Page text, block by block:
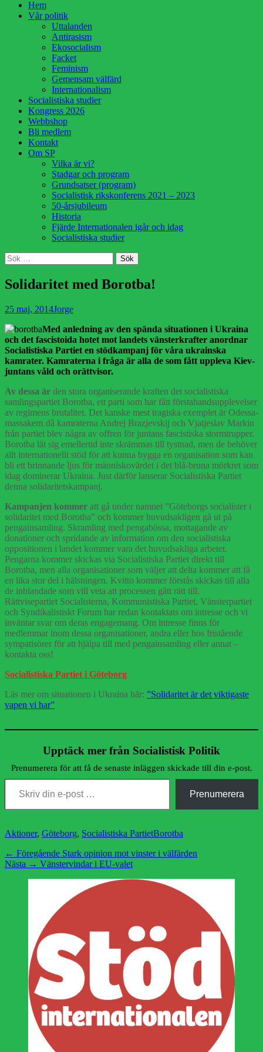
HoppaHem
Vår politik
Uttalanden
Antirasism
Ekosocialism
Facket
Feminism
Gemensam välfärd
Internationalism
Socialistiska studier
Kongress 2026
Webbshop
Bli medlem
Kontakt
Om SP
Vilka är vi?
Stadgar och program
Grundsatser (program)
Socialistisk rikskonferens 2021 – 2023
50-årsjubileum
Historia
Fjärde Internationalen igår och idag
Socialistiska studier
Sök
Sök
efter:
Solidaritet med Borotba!
Publicerad
25 maj, 2014Författare
Jorge
Med anledning av den spända situationen i Ukraina
och det fascistoida hotet mot landets vänsterkrafter anordnar
Socialistiska Partiet en stödkampanj för våra ukrainska
kamrater. Kamraterna i fråga är alla de som fått uppleva Kiev-
juntans våld och orättvisor.
Av dessa är den stora organiserande kraften det socialistiska
samlingspartiet Borotba, ett parti som har fått förstahandsupplevelser
av regimens brutalitet. Det kanske mest tragiska exemplet är Odessa-
massakern då kamraterna Andrej Brazjevskij och Vjatjeslav Markin
från partiet blev några av offren för juntans fascistiska stormtrupper.
Borotba lät sig emellertid inte skrämmas till tystnad, men de behöver
allt internationellt stöd för att kunna bygga en organisation som kan
bli ett brinnande ljus för människovärdet i det blå-bruna mörkret som
idag dominerar Ukraina. Just därför lanserar Socialistiska Partiet
denna solidaritets­kampanj.
Kampanjen kommer att gå under namnet ”Göteborgs socialister i
solidaritet med Borotba” och kommer huvudsakligen gå ut på
penga­insamling. Skramling med pengabössa, mot­tagande av
donationer och spridande av information om den socialistiska
oppositionen i landet kommer vara det huvudsakliga arbetet.
Pengarna kommer skickas via Socialistiska Partiet direkt till
Borotba, men alla organisationer som väljer att delta kommer att få
en lika stor del i hälsningen. Kvitto kommer förstås skickas till alla
de inblandade som vill veta att processen gått rätt till.
Rättvisepartiet Socialisterna, Kommunistiska Partiet, Vänsterpartiet
och Syndikalistiskt Forum har redan kontaktats om intresse och vi
inväntar svar om deras engagemang. Om intresse finns för
medlemmar inom dessa organisationer, andra eller hos fristående
sympatisörer för att hjälpa till med pengainsamling eller annat –
kontakta oss!
Socialistiska Partiet i Göteborg
Läs mer om situationen i Ukraina här: ”Solidaritet är det viktigaste
vapen vi har”
Upptäck mer från Socialistisk Politik
Prenumerera för att få de senaste inläggen skickade till din e-post.
Skriv din e-post …
Prenumerera
Kategorier
Aktioner, Göteborg, Socialistiska PartietEtiketter
Borotba
Inläggsnavigering
← Föregående Föregående
inlägg:
Stark opinion mot vinster i välfärden
Nästa → Nästa
Vänstervindar i EU-valet